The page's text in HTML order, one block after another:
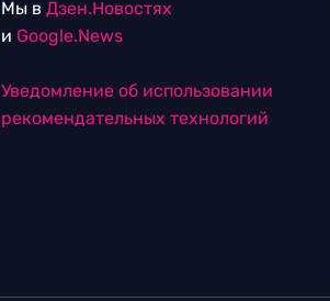
Мы в Дзен.Новостях
и Google.News
Уведомление об использовании
рекомендательных технологий